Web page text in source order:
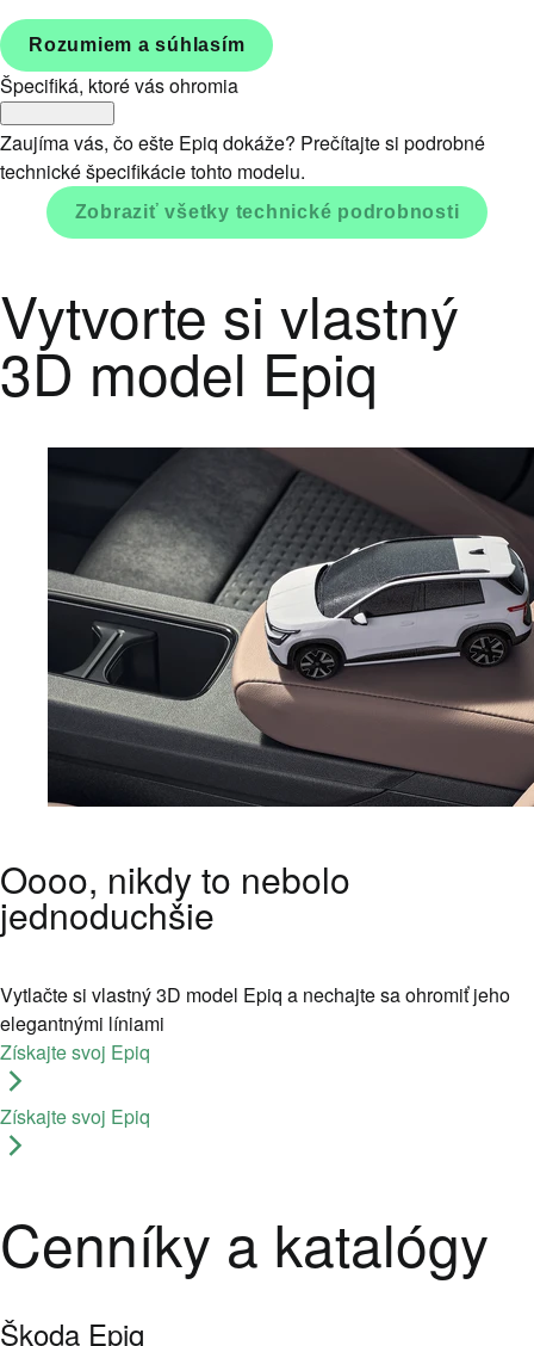
Rozumiem a súhlasím
Špecifiká, ktoré vás ohromia
Zaujíma vás, čo ešte Epiq dokáže? Prečítajte si podrobné
technické špecifikácie tohto modelu.
Zobraziť všetky technické podrobnosti
Vytvorte si vlastný
3D model Epiq
Oooo, nikdy to nebolo
jednoduchšie
Vytlačte si vlastný 3D model Epiq a nechajte sa ohromiť jeho
elegantnými líniami
Získajte svoj Epiq
Získajte svoj Epiq
Cenníky a katalógy
Škoda Epiq